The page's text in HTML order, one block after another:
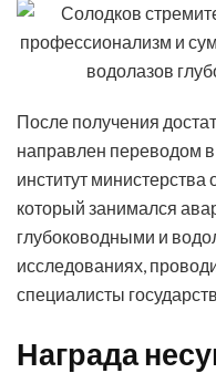
После получения
направлен переводом
институт
который занимался
глубоководными и
исследованиях,
специалисты
Награда